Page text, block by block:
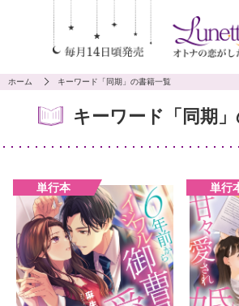
ホーム キーワード「同期」の書籍一覧
キーワード「同期